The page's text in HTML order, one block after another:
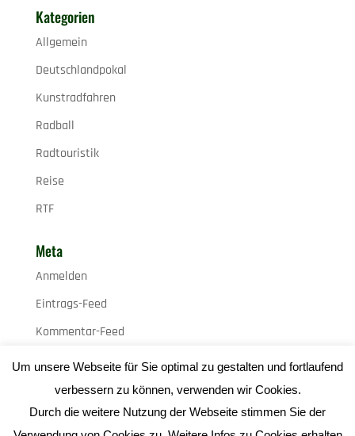
Kategorien
Allgemein
Deutschlandpokal
Kunstradfahren
Radball
Radtouristik
Reise
RTF
Meta
Anmelden
Eintrags-Feed
Kommentar-Feed
WordPress.org
Um unsere Webseite für Sie optimal zu gestalten und fortlaufend
verbessern zu können, verwenden wir Cookies.
Durch die weitere Nutzung der Webseite stimmen Sie der